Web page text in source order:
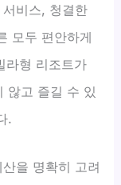
비스, 청결한
모두 편안하게
라형 리조트가
않고 즐길 수 있
.
을 명확히 고려